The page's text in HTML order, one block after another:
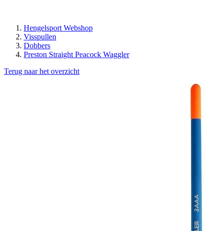
Hengelsport Webshop
Visspullen
Dobbers
Preston Straight Peacock Waggler
Terug naar het overzicht